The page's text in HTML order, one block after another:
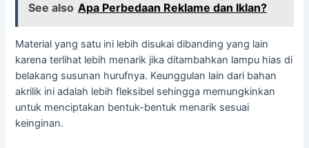
See also Apa Perbedaan Reklame dan Iklan?
Material yang satu ini lebih disukai dibanding yang lain
karena terlihat lebih menarik jika ditambahkan lampu hias di
belakang susunan hurufnya. Keunggulan lain dari bahan
akrilik ini adalah lebih fleksibel sehingga memungkinkan
untuk menciptakan bentuk-bentuk menarik sesuai
keinginan.